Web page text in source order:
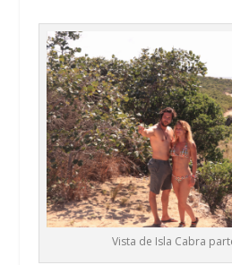
Vista de Isla Cabra